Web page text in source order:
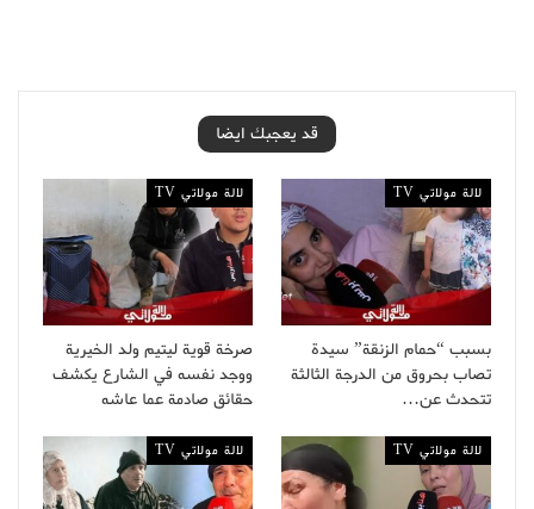
قد يعجبك ايضا
لالة مولاتي TV
بسبب “حمام الزنقة” سيدة
تصاب بحروق من الدرجة الثالثة
تتحدث عن…
لالة مولاتي TV
صرخة قوية ليتيم ولد الخيرية
ووجد نفسه في الشارع يكشف
حقائق صادمة عما عاشه
لالة مولاتي TV لالة مولاتي TV